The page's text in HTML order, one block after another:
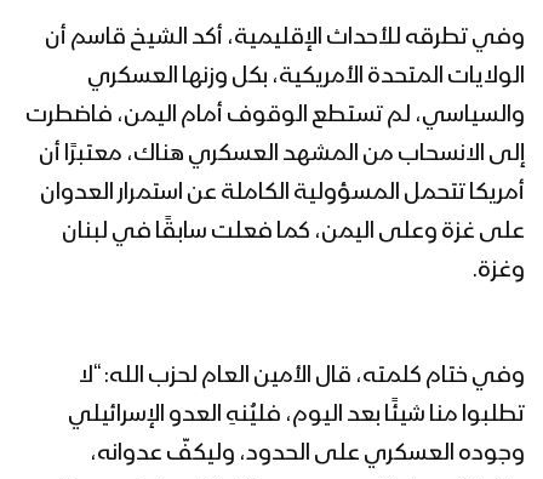
وفي تطرقه للأحداث الإقليمية، أكد الشيخ قاسم أن
الولايات المتحدة الأمريكية، بكل وزنها العسكري
والسياسي، لم تستطع الوقوف أمام اليمن، فاضطرت
إلى الانسحاب من المشهد العسكري هناك، معتبرًا أن
أمريكا تتحمل المسؤولية الكاملة عن استمرار العدوان
على غزة وعلى اليمن، كما فعلت سابقًا في لبنان
وغزة.
وفي ختام كلمته، قال الأمين العام لحزب الله: “لا
تطلبوا منا شيئًا بعد اليوم، فليُنهِ العدو الإسرائيلي
وجوده العسكري على الحدود، وليكفّ عدوانه،